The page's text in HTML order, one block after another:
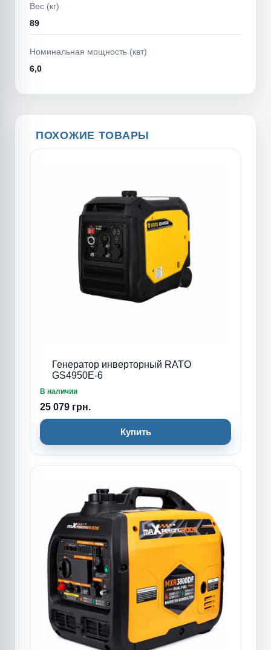
Вес (кг)
89
Номинальная мощность (квт)
6,0
ПОХОЖИЕ ТОВАРЫ
Генератор инверторный RATO
GS4950E-6
В наличии
25 079 грн.
Купить